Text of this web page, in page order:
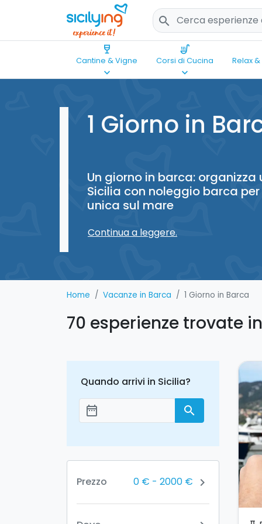
search
wine_bar
Cantine & Vigne
keyboard_arrow_down
soup_kitchen
Corsi di Cucina
keyboard_arrow_down
Relax
1 Giorno in
Un giorno in barca:
Sicilia con noleggio barca
unica sul mare
Continua a leggere.
Home Vacanze in Barca 1 Giorno in Barca
70 esperienze trovate
Quando arrivi in Sicilia?
Aggiungi le date
date_range search
Prezzo 0 € - 2000 € chevron_right